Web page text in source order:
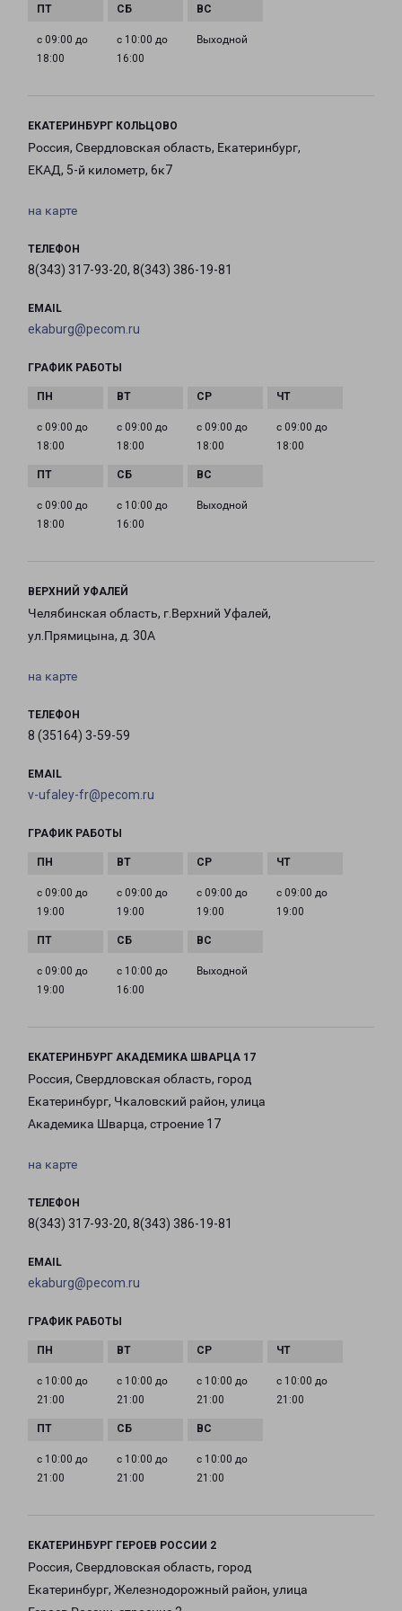
с 09:00 до
18:00
с 10:00 до
16:00
Выходной
ЕКАТЕРИНБУРГ КОЛЬЦОВО
Россия, Свердловская область, Екатеринбург,
ЕКАД, 5-й километр, 6к7
на карте
ТЕЛЕФОН
8(343) 317-93-20, 8(343) 386-19-81
EMAIL
ekaburg@pecom.ru
ГРАФИК РАБОТЫ
с 09:00 до
18:00
с 09:00 до
18:00
с 09:00 до
18:00
с 09:00 до
18:00
с 09:00 до
18:00
с 10:00 до
16:00
Выходной
ВЕРХНИЙ УФАЛЕЙ
Челябинская область, г.Верхний Уфалей,
ул.Прямицына, д. 30А
на карте
ТЕЛЕФОН
8 (35164) 3-59-59
EMAIL
v-ufaley-fr@pecom.ru
ГРАФИК РАБОТЫ
с 09:00 до
19:00
с 09:00 до
19:00
с 09:00 до
19:00
с 09:00 до
19:00
с 09:00 до
19:00
с 10:00 до
16:00
Выходной
ЕКАТЕРИНБУРГ АКАДЕМИКА ШВАРЦА 17
Россия, Свердловская область, город
Екатеринбург, Чкаловский район, улица
Академика Шварца, строение 17
на карте
ТЕЛЕФОН
8(343) 317-93-20, 8(343) 386-19-81
EMAIL
ekaburg@pecom.ru
ГРАФИК РАБОТЫ
с 10:00 до
21:00
с 10:00 до
21:00
с 10:00 до
21:00
с 10:00 до
21:00
с 10:00 до
21:00
с 10:00 до
21:00
с 10:00 до
21:00
ЕКАТЕРИНБУРГ ГЕРОЕВ РОССИИ 2
Россия, Свердловская область, город
Екатеринбург, Железнодорожный район, улица